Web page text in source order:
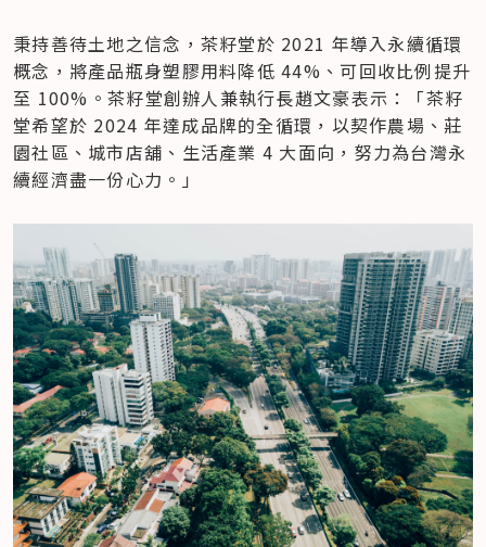
秉持善待土地之信念，茶籽堂於 2021 年導入永續循環
概念，將產品瓶身塑膠用料降低 44%、可回收比例提升
至 100%。茶籽堂創辦人兼執行長趙文豪表示：「茶籽
堂希望於 2024 年達成品牌的全循環，以契作農場、莊
園社區、城市店舖、生活產業 4 大面向，努力為台灣永
續經濟盡一份心力。」